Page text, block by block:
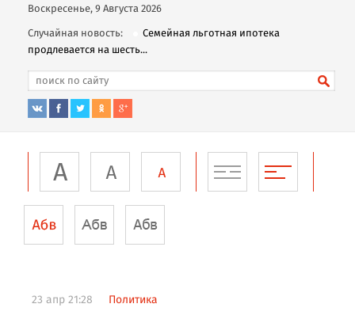
Воскресенье, 9 Августа 2026
Случайная новость:
Семейная льготная ипотека
продлевается на шесть...
23 апр 21:28 Политика